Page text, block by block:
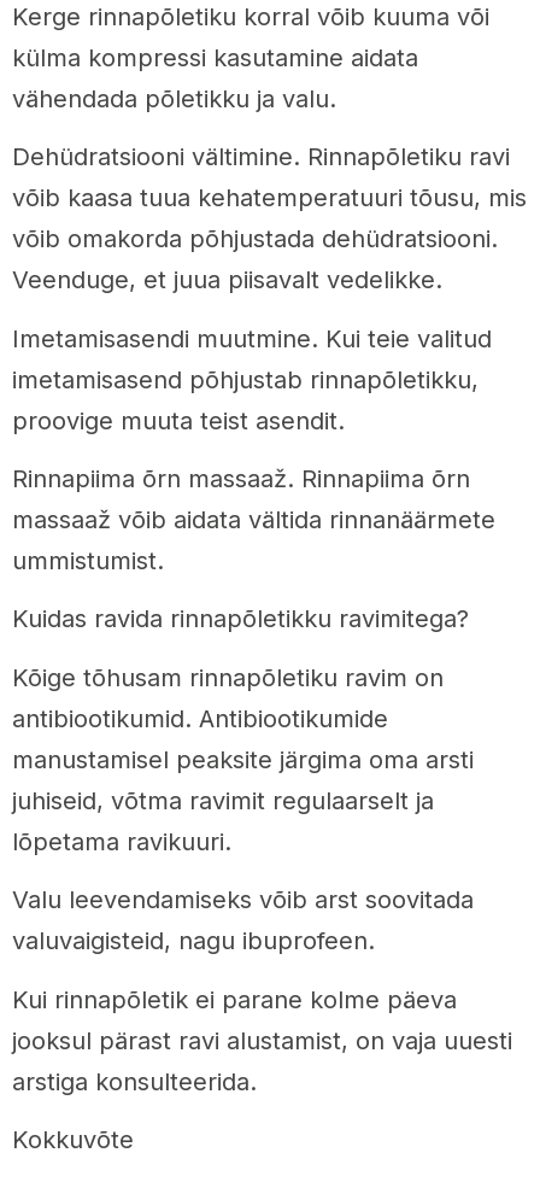
Kerge rinnapõletiku korral võib kuuma või
külma kompressi kasutamine aidata
vähendada põletikku ja valu.
Dehüdratsiooni vältimine. Rinnapõletiku ravi
võib kaasa tuua kehatemperatuuri tõusu, mis
võib omakorda põhjustada dehüdratsiooni.
Veenduge, et juua piisavalt vedelikke.
Imetamisasendi muutmine. Kui teie valitud
imetamisasend põhjustab rinnapõletikku,
proovige muuta teist asendit.
Rinnapiima õrn massaaž. Rinnapiima õrn
massaaž võib aidata vältida rinnanäärmete
ummistumist.
Kuidas ravida rinnapõletikku ravimitega?
Kõige tõhusam rinnapõletiku ravim on
antibiootikumid. Antibiootikumide
manustamisel peaksite järgima oma arsti
juhiseid, võtma ravimit regulaarselt ja
lõpetama ravikuuri.
Valu leevendamiseks võib arst soovitada
valuvaigisteid, nagu ibuprofeen.
Kui rinnapõletik ei parane kolme päeva
jooksul pärast ravi alustamist, on vaja uuesti
arstiga konsulteerida.
Kokkuvõte